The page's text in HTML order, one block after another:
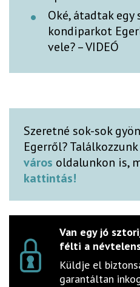
Oké, átadtak egy
kondiparkot
vele? – VIDEÓ
Szeretné sok-sok
Egerről? Találkozzunk
város oldalunkon is,
kattintás!
Van egy jó
félti a
Küldje el
garantáltan